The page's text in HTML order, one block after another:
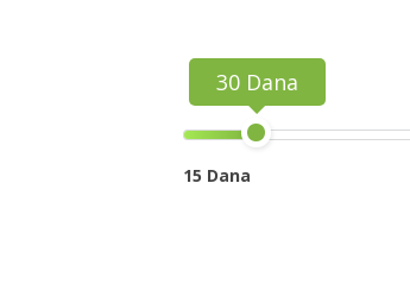
30 Dana
15 Dana